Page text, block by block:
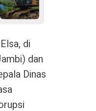
, di
dan
Dinas